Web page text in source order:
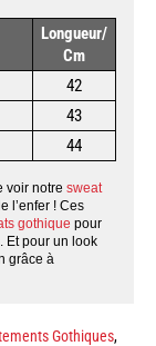
Longueur/
Cm
42
43
44
voir notre sweat
l’enfer ! Ces
gothique pour
Et pour un look
grâce à
Gothiques,